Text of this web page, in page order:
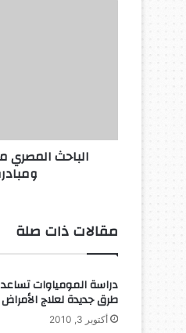
الواحدة
الباحث
مقالات ذات صلة
دراسة المومياوات
طرق جديدة لعلاج الأمراض
أكتوبر 3, 2010